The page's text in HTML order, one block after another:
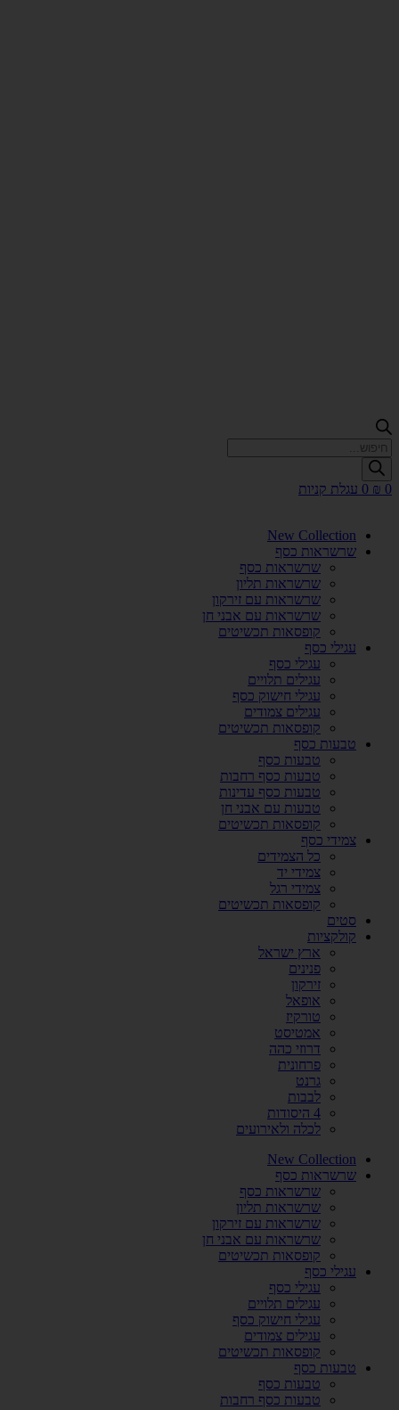
Products
search
₪ 0
0 עגלת קניות
New Collection
שרשראות כסף
שרשראות כסף
שרשראות תליון
שרשראות עם זירקון
שרשראות עם אבני חן
קופסאות תכשיטים
עגילי כסף
עגילי כסף
עגילים תלויים
עגילי חישוק כסף
עגילים צמודים
קופסאות תכשיטים
טבעות כסף
טבעות כסף
טבעות כסף רחבות
טבעות כסף עדינות
טבעות עם אבני חן
קופסאות תכשיטים
צמידי כסף
כל הצמידים
צמידי יד
צמידי רגל
קופסאות תכשיטים
סטים
קולקציות
ארץ ישראל
פנינים
זירקון
אופאל
טורקיז
אמטיסט
דרוזי כהה
פרחונית
גרנט
לבבות
4 היסודות
לכלה ולאירועים
New Collection
שרשראות כסף
שרשראות כסף
שרשראות תליון
שרשראות עם זירקון
שרשראות עם אבני חן
קופסאות תכשיטים
עגילי כסף
עגילי כסף
עגילים תלויים
עגילי חישוק כסף
עגילים צמודים
קופסאות תכשיטים
טבעות כסף
טבעות כסף
טבעות כסף רחבות